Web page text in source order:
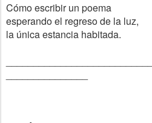
Cómo escribir un poema
esperando el regreso de la luz,
la única estancia habitada.